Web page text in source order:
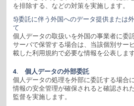
を排除する、などの対策を実施します。
5)委託に伴う外国へのデータ提供または
て
個人データの取扱いを外国の事業者に委
サーバで保管する場合は、当該個別サー
載した利用規約で必要な情報を公表します
4. 個人データの外部委託
個人データの処理を外部に委託する場合
情報の安全管理が確保されると確認され
監督を実施します。